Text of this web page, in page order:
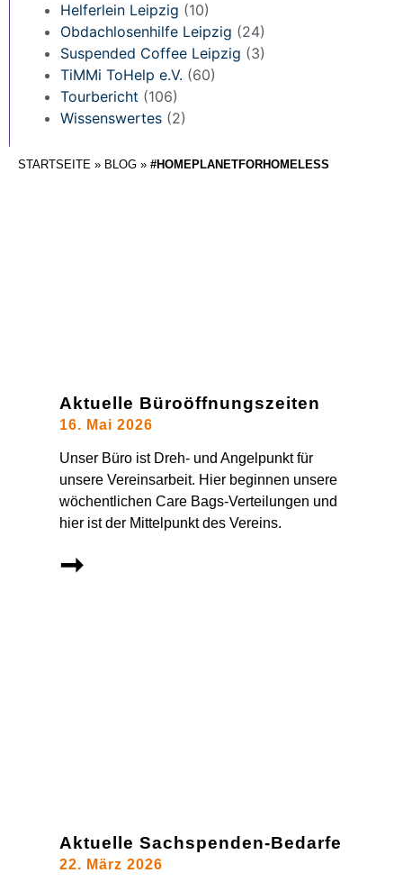
STARTSEITE » BLOG » #HOMEPLANETFORHOMELESS
Aktuelle Büroöffnungszeiten
16. Mai 2026
Unser Büro ist Dreh- und Angelpunkt für
unsere Vereinsarbeit. Hier beginnen unsere
wöchentlichen Care Bags-Verteilungen und
hier ist der Mittelpunkt des Vereins.
➞
Aktuelle Sachspenden-Bedarfe
22. März 2026
Helferlein Leipzig (10)
Obdachlosenhilfe Leipzig (24)
Suspended Coffee Leipzig (3)
TiMMi ToHelp e.V. (60)
Tourbericht (106)
Wissenswertes (2)